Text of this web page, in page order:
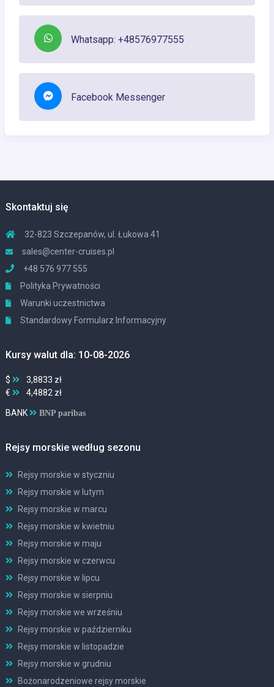
Whatsapp: +48576977555
Facebook Messenger
Skontaktuj się
32-823 Szczepanów, ul. Łukowa 41
sales@center-cruises.pl
+48 576 977 555
Polityka Prywatności
Warunki uczestnictwa
Standardowy Formularz Informacyjny
Kursy walut dla: 10-08-2026
$
3,8833 zł
€
4,4882 zł
BANK BNP paribas
Rejsy morskie według sezonu
Rejsy morskie w styczniu
Rejsy morskie w lutym
Rejsy morskie w marcu
Rejsy morskie w kwietniu
Rejsy morskie w maju
Rejsy morskie w czerwcu
Rejsy morskie w lipcu
Rejsy morskie w sierpniu
Rejsy morskie we wrześniu
Rejsy morskie w październiku
Rejsy morskie w listopadzie
Rejsy morskie w grudniu
Bożonarodzeniowe rejsy morskie